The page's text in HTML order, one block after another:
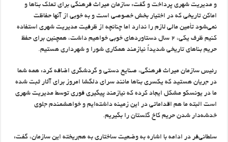
و مدیریت شهری پرداخت و گفت: سازمان میراث فرهنگی برای تملک بناها و
اماکن تاریخی که در اختیار بخش خصوصی است و به خوبی از آنها حفاظت
نمی‌شود تأمین مالی لازم را ندارد اما چنانچه از ظرفیت مدیریت شهری استفاده
کنیم ظرف یکی، ۲ سال دستاوردهای خوبی خواهیم داشت، همچنین برای حفظ
حریم بناهای تاریخی شدیداً نیازمند همکاری شورا و شهرداری هستیم.
رئیس سازمان میراث فرهنگی، صنایع دستی و گردشگری اضافه کرد: همه شما
در جریان هستید که یکسری بناها مانند سرای دلگشا امروز برای آثار ثبت شده
ما در یونسکو مشکل ایجاد کرده که نیازمند پیگیری فوری توسط مدیریت شهری
است البته ما هم اقداماتی در این زمینه داشته‌ایم و خواهشمندم جلوی
خدشه‌دار شدن حریم کاخ گلستان را بگیریم.
سلطانی‌فر در ادامه با اشاره به وضعیت ساختاری به هم‌ریخته این سازمان، گفت: